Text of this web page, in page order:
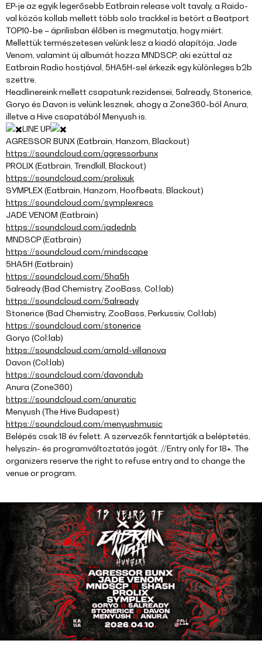
EP-je az egyik legerősebb Eatbrain release volt tavaly, a Raido-
val közös kollab mellett több solo trackkel is betört a Beatport
TOP10-be – áprilisban élőben is megmutatja, hogy miért.
Mellettük természetesen velünk lesz a kiadó alapítója, Jade
Venom, valamint új albumát hozza MNDSCP, aki ezúttal az
Eatbrain Radio hostjával, 5HA5H-sel érkezik egy különleges b2b
szettre.
Headlinereink mellett csapatunk rezidensei, 5already, Stonerice,
Goryo és Davon is velünk lesznek, ahogy a Zone360-ból Anura,
illetve a Hive csapatából Menyush is.
LINE UP
AGRESSOR BUNX (Eatbrain, Hanzom, Blackout)
https://soundcloud.com/agressorbunx
PROLIX (Eatbrain, Trendkill, Blackout)
https://soundcloud.com/prolixuk
SYMPLEX (Eatbrain, Hanzom, Hoofbeats, Blackout)
https://soundcloud.com/symplexrecs
JADE VENOM (Eatbrain)
https://soundcloud.com/jadednb
MNDSCP (Eatbrain)
https://soundcloud.com/mindscape
5HA5H (Eatbrain)
https://soundcloud.com/5ha5h
5already (Bad Chemistry, ZooBass, Col:lab)
https://soundcloud.com/5already
Stonerice (Bad Chemistry, ZooBass, Perkussiv, Col:lab)
https://soundcloud.com/stonerice
Goryo (Col:lab)
https://soundcloud.com/arnold-villanova
Davon (Col:lab)
https://soundcloud.com/davondub
Anura (Zone360)
https://soundcloud.com/anuratic
Menyush (The Hive Budapest)
https://soundcloud.com/menyushmusic
Belépés csak 18 év felett. A szervezők fenntartják a beléptetés,
helyszín- és programváltoztatás jogát. //Entry only for 18+. The
organizers reserve the right to refuse entry and to change the
venue or program.